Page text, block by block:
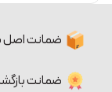
ضمانت اصل
ضمانت